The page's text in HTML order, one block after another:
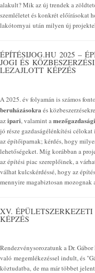
alakult? Mik az új trendek a
szemléletet és konkrét előírásokat
lakótornyai után milyen új
ÉPÍTÉSIJOG.HU 2025 –
JOGI ÉS
LEZAJLOTT KÉPZÉS
A 2025. év folyamán is számos
beruházásokra és
azipari, valamint a
jó része gazdaságélénkítési
az építőiparnak; kérdés, hogy
lehetőségeket. Míg korábban a
az építési piac szereplőinek, a
válhat kulcskérdéssé, hogy az
mennyire magabiztosan
XV.
KÉPZÉS
Rendezvénysorozatunk a Dr.
való megemlékezéssel indult, és
köztudatba, de ma már többet